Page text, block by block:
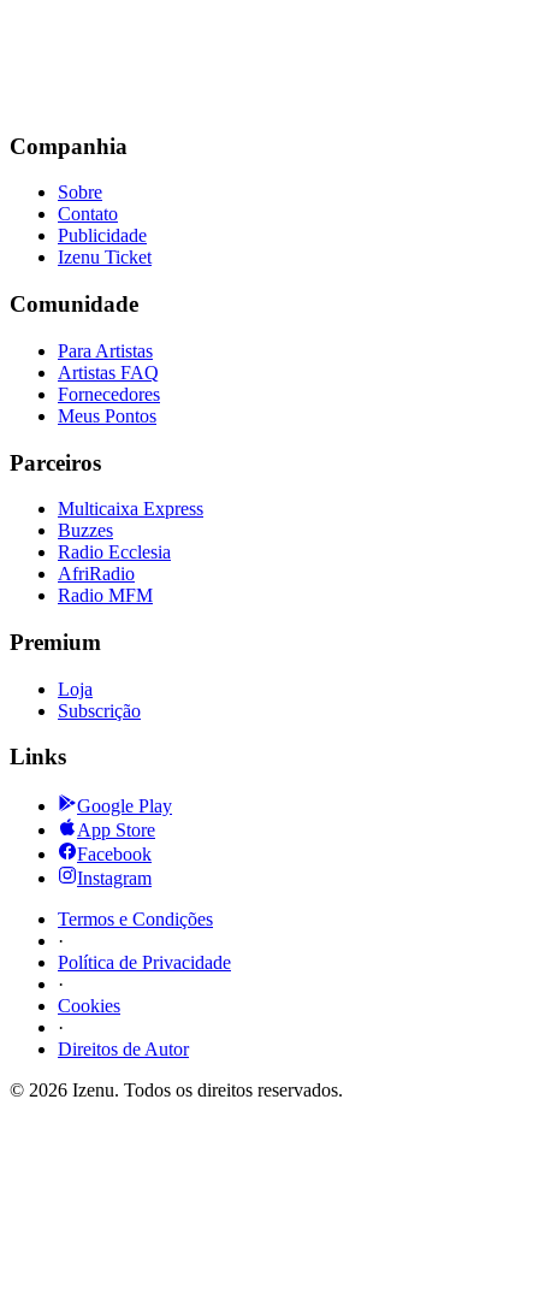
Companhia
Sobre
Contato
Publicidade
Izenu Ticket
Comunidade
Para Artistas
Artistas FAQ
Fornecedores
Meus Pontos
Parceiros
Multicaixa Express
Buzzes
Radio Ecclesia
AfriRadio
Radio MFM
Premium
Loja
Subscrição
Links
Google Play
App Store
Facebook
Instagram
Termos e Condições
·
Política de Privacidade
·
Cookies
·
Direitos de Autor
© 2026 Izenu. Todos os direitos reservados.